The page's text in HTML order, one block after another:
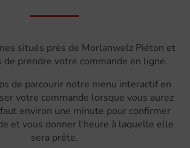
situés près de Morlanwelz Piéton et
de prendre votre commande en ligne.
de parcourir notre menu interactif en
votre commande lorsque vous aurez
environ une minute pour confirmer
et vous donner l'heure à laquelle elle
sera prête.